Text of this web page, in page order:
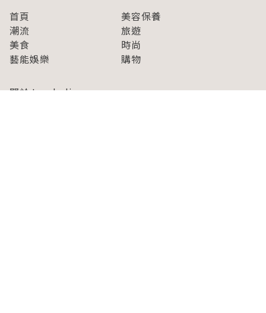
首頁
美容保養
潮流
旅遊
美食
時尚
藝能娛樂
購物
關於Japaholic